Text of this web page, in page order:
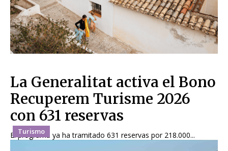
Turismo
La Generalitat activa el Bono
Recuperem Turisme 2026
con 631 reservas
El programa ya ha tramitado 631 reservas por 218.000...